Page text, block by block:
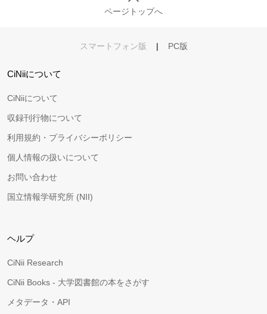
ページトップへ
スマートフォン版 | PC版
CiNiiについて
CiNiiについて
収録刊行物について
利用規約・プライバシーポリシー
個人情報の扱いについて
お問い合わせ
国立情報学研究所 (NII)
ヘルプ
CiNii Research
CiNii Books - 大学図書館の本をさがす
メタデータ・API